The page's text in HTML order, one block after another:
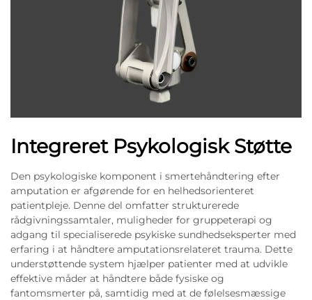
Integreret Psykologisk Støtte
Den psykologiske komponent i smertehåndtering efter
amputation er afgørende for en helhedsorienteret
patientpleje. Denne del omfatter strukturerede
rådgivningssamtaler, muligheder for gruppeterapi og
adgang til specialiserede psykiske sundhedseksperter med
erfaring i at håndtere amputationsrelateret trauma. Dette
understøttende system hjælper patienter med at udvikle
effektive måder at håndtere både fysiske og
fantomsmerter på, samtidig med at de følelsesmæssige